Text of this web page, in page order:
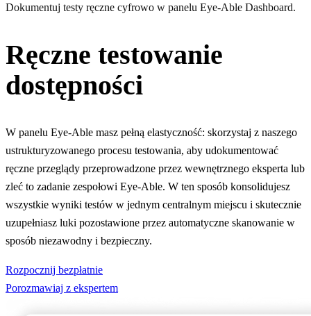
Dokumentuj testy ręczne cyfrowo w panelu Eye-Able Dashboard.
Ręczne testowanie
dostępności
W panelu Eye-Able masz pełną elastyczność: skorzystaj z naszego
ustrukturyzowanego procesu testowania, aby udokumentować
ręczne przeglądy przeprowadzone przez wewnętrznego eksperta lub
zleć to zadanie zespołowi Eye-Able. W ten sposób konsolidujesz
wszystkie wyniki testów w jednym centralnym miejscu i skutecznie
uzupełniasz luki pozostawione przez automatyczne skanowanie w
sposób niezawodny i bezpieczny.
Rozpocznij bezpłatnie
Porozmawiaj z ekspertem